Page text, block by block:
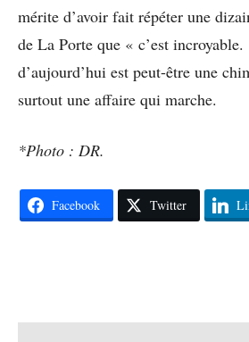
mérite d’avoir fait répéter une
de La Porte que « c’est
d’aujourd’hui est peut-être une
surtout une affaire qui marche.
*Photo : DR.
Facebook Twitter